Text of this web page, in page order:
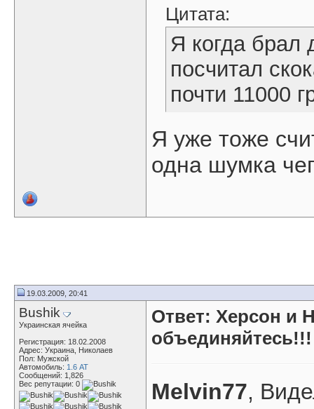
Цитата:
Я когда брал
посчитал
почти 11000
Я уже тоже
одна шумка
19.03.2009, 20:41
Bushik
Украинская ячейка
Регистрация: 18.02.2008
Адрес: Украина, Николаев
Пол: Мужской
Автомобиль: 1.6 АТ
Сообщений: 1,826
Вес репутации: 0
Ответ: Херсон и
объединяйтесь!!!
Melvin77,